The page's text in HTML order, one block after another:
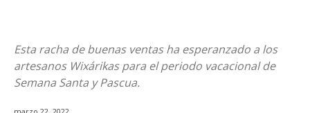
Esta racha de buenas ventas ha esperanzado a los
artesanos Wixárikas para el periodo vacacional de
Semana Santa y Pascua.